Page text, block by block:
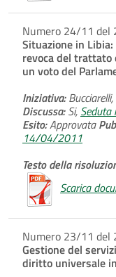
Numero 24/11
Situazione in
revoca del trattato
un voto del
Iniziativa:Bucciarelli,
Discussa:Si,
Esito:Approvata
14/04/2011
Testo della
Scarica
Numero 23/11
Gestione del
diritto universale